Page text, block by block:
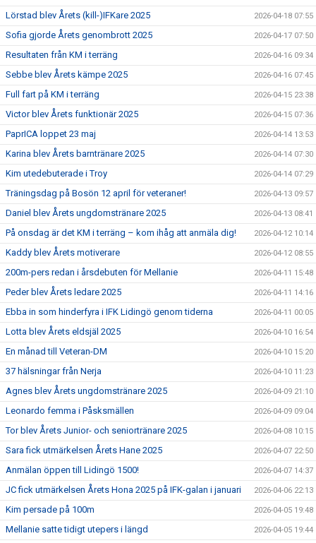
Lörstad blev Årets (kill-)IFKare 2025 2026-04-18 07:55
Sofia gjorde Årets genombrott 2025 2026-04-17 07:50
Resultaten från KM i terräng 2026-04-16 09:34
Sebbe blev Årets kämpe 2025 2026-04-16 07:45
Full fart på KM i terräng 2026-04-15 23:38
Victor blev Årets funktionär 2025 2026-04-15 07:36
PaprICA loppet 23 maj 2026-04-14 13:53
Karina blev Årets barntränare 2025 2026-04-14 07:30
Kim utedebuterade i Troy 2026-04-14 07:29
Träningsdag på Bosön 12 april för veteraner! 2026-04-13 09:57
Daniel blev Årets ungdomstränare 2025 2026-04-13 08:41
På onsdag är det KM i terräng – kom ihåg att anmäla dig! 2026-04-12 10:14
Kaddy blev Årets motiverare 2026-04-12 08:55
200m-pers redan i årsdebuten för Mellanie 2026-04-11 15:48
Peder blev Årets ledare 2025 2026-04-11 14:16
Ebba in som hinderfyra i IFK Lidingö genom tiderna 2026-04-11 00:05
Lotta blev Årets eldsjäl 2025 2026-04-10 16:54
En månad till Veteran-DM 2026-04-10 15:20
37 hälsningar från Nerja 2026-04-10 11:23
Agnes blev Årets ungdomstränare 2025 2026-04-09 21:10
Leonardo femma i Påsksmällen 2026-04-09 09:04
Tor blev Årets Junior- och seniortränare 2025 2026-04-08 10:15
Sara fick utmärkelsen Årets Hane 2025 2026-04-07 22:50
Anmälan öppen till Lidingö 1500! 2026-04-07 14:37
JC fick utmärkelsen Årets Hona 2025 på IFK-galan i januari 2026-04-06 22:13
Kim persade på 100m 2026-04-05 19:48
Mellanie satte tidigt utepers i längd 2026-04-05 19:44